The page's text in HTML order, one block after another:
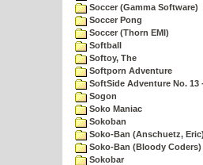
Soccer (Gamma Software)
Soccer Pong
Soccer (Thorn EMI)
Softball
Softoy, The
Softporn Adventure
SoftSide Adventure No. 13
Sogon
Soko Maniac
Sokoban
Soko-Ban (Anschuetz,
Soko-Ban (Bloody Coders)
Sokobar